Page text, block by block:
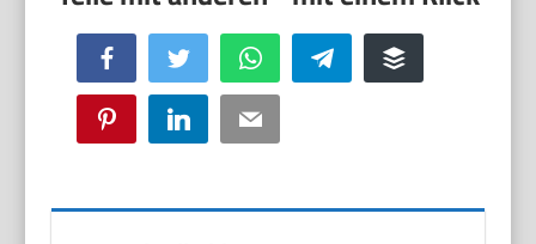
Facebook Twitter WhatsApp Telegram Buffer
Pinterest LinkedIn Email